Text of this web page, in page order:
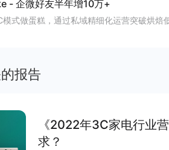
- 企微好友半年增10万+
式做蛋糕，通过私域精细化运营突破烘焙
报告
《2022年3C家电行业
求？